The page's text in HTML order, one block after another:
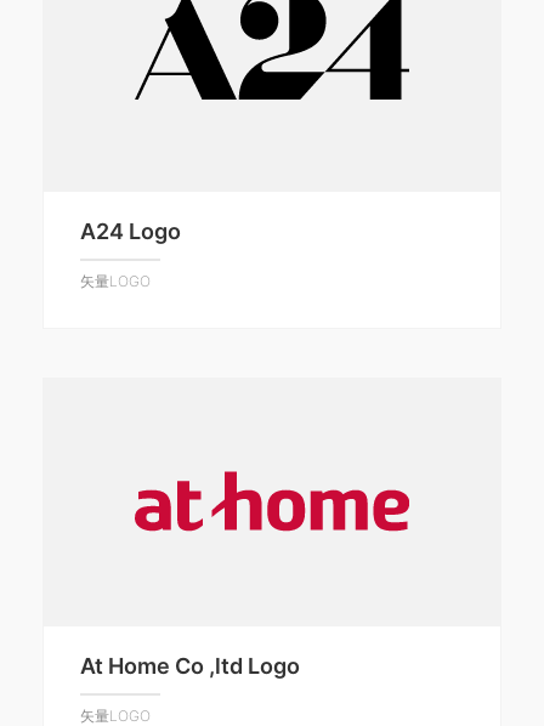
A24 Logo
矢量LOGO
At Home Co ,ltd Logo
矢量LOGO